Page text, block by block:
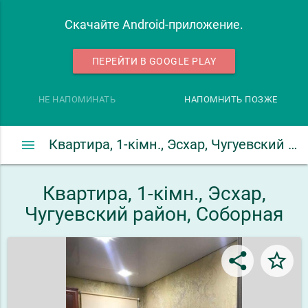
Скачайте Android-приложение.
ПЕРЕЙТИ В GOOGLE PLAY
НЕ НАПОМИНАТЬ НАПОМНИТЬ ПОЗЖЕ
Квартира, 1-кімн., Эсхар, Чугуевский район, Соборная
menu
Квартира, 1-кімн., Эсхар,
Чугуевский район, Соборная
share star_border